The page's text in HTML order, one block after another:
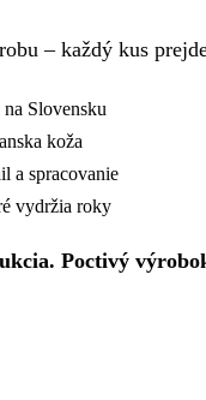
– každý kus
Slovensku
koža
a spracovanie
vydržia roky
Poctivý